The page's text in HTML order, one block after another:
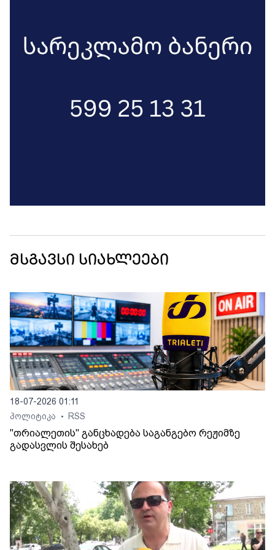
მსგავსი სიახლეები
18-07-2026 01:11
პოლიტიკა
• RSS
"თრიალეთის" განცხადება საგანგებო რეჟიმზე
გადასვლის შესახებ